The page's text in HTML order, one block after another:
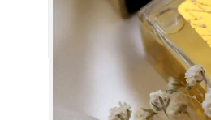
facebook
youtube